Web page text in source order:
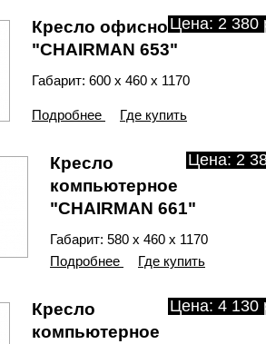
Цена: 2 380
Кресло офисное
"CHAIRMAN 653"
Габарит: 600 х 460 х 1170
Подробнее Где купить
Цена: 2
Кресло
компьютерное
"CHAIRMAN 661"
Габарит: 580 х 460 х 1170
Подробнее
Где купить
Цена: 4 130
Кресло
компьютерное